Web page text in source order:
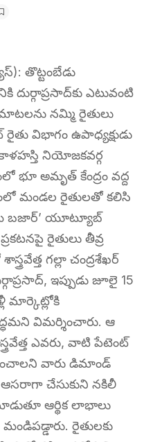
తొట్టంబేడు
ఎటువంటి
నమ్మి రైతులు
విభాగం ఉపాధ్యక్షుడు
నియోజకవర్గ
భూ అమృత్ కేంద్రం వద్ద
మండల రైతులతో కలిసి
బజార్’ యూట్యూబ్
రైతులు తీవ్ర
గల్లా చంద్రశేఖర్
ఇప్పుడు జూలై 15
మార్కెట్లోకి
విమర్శించారు. ఆ
ఎవరు, వాటి పేటెంట్
వారు డిమాండ్
చేసుకుని నకిలీ
ఆర్థిక లాభాలు
రైతులకు